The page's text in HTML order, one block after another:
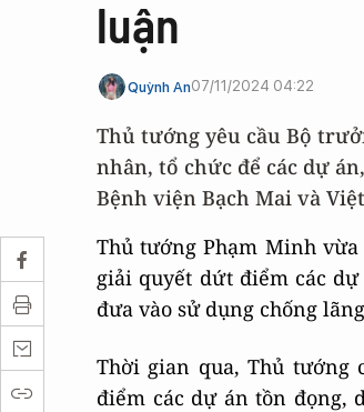
luận
Quỳnh An07/11/2024 04:22
Thủ tướng yêu cầu Bộ
nhân, tổ chức để các dự
Bệnh viện Bạch Mai và
Thủ tướng Phạm Minh
giải quyết dứt điểm các
đưa vào sử dụng chống
Thời gian qua, Thủ
điểm các dự án tồn đọng,